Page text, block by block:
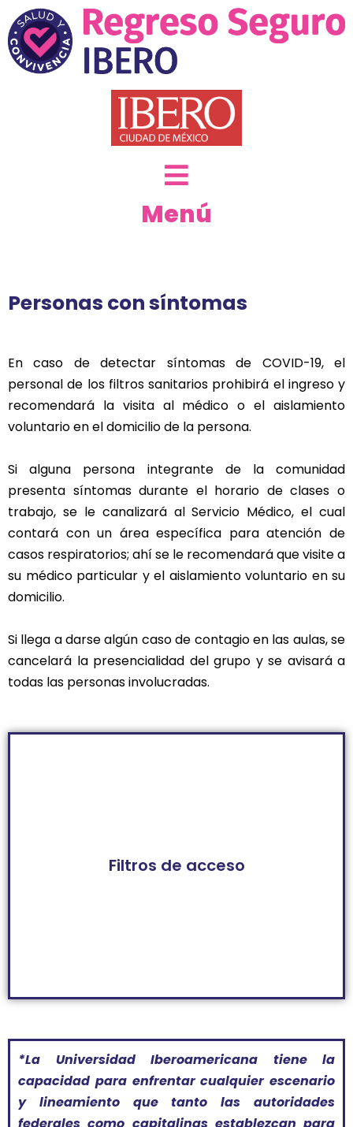
Menú
Personas con síntomas
En caso de detectar síntomas de COVID-19, el
personal de los filtros sanitarios prohibirá el ingreso y
recomendará la visita al médico o el aislamiento
voluntario en el domicilio de la persona.
Si alguna persona integrante de la comunidad
presenta síntomas durante el horario de clases o
trabajo, se le canalizará al Servicio Médico, el cual
contará con un área específica para atención de
casos respiratorios; ahí se le recomendará que visite a
su médico particular y el aislamiento voluntario en su
domicilio.
Si llega a darse algún caso de contagio en las aulas, se
cancelará la presencialidad del grupo y se avisará a
todas las personas involucradas.
Filtros de acceso
Más información
*La Universidad Iberoamericana tiene la
capacidad para enfrentar cualquier escenario
y lineamiento que tanto las autoridades
federales como capitalinas establezcan para